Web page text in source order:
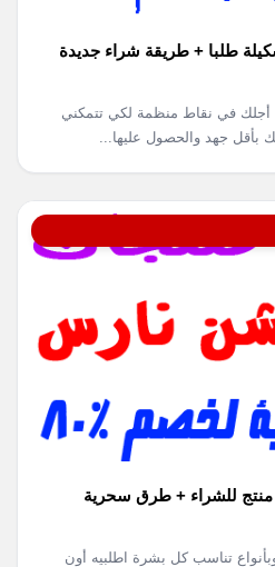
طلبا + طريقة شراء جديدة
أجلك في نقاط منظمة لكي تتمكني
بأقل جهد والحصول عليها...
فاونديشن نارس وافضل 11 منتج للشراء + طرق سحرية
تناسب كل بشرة اطلبيه أون